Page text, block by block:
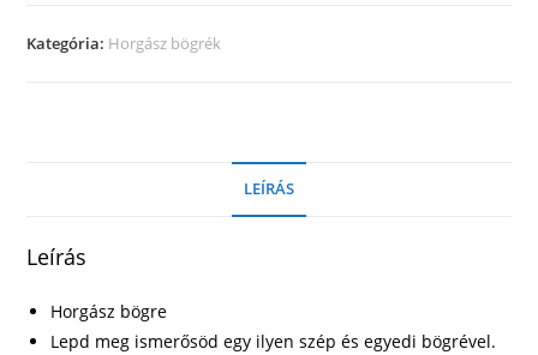
mennyiség
Kategória: Horgász bögrék
LEÍRÁS
Leírás
Horgász bögre
Lepd meg ismerősöd egy ilyen szép és egyedi bögrével.